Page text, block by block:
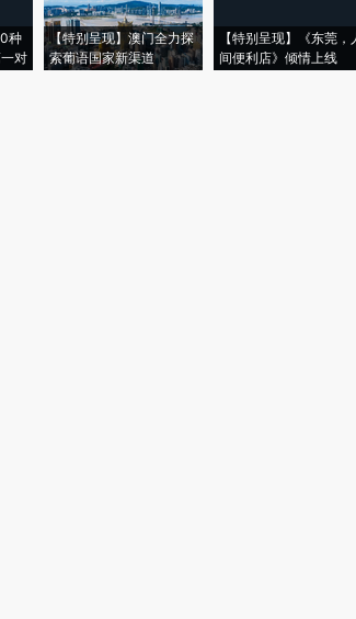
种
对
【特别呈现】澳门全力探
索葡语国家新渠道
【特别呈现】《东莞，
间便利店》倾情上线